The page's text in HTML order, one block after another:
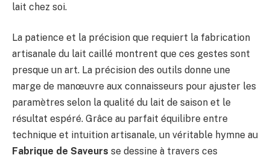
lait chez soi.
La patience et la précision que requiert la fabrication
artisanale du lait caillé montrent que ces gestes sont
presque un art. La précision des outils donne une
marge de manœuvre aux connaisseurs pour ajuster les
paramètres selon la qualité du lait de saison et le
résultat espéré. Grâce au parfait équilibre entre
technique et intuition artisanale, un véritable hymne au
Fabrique de Saveurs se dessine à travers ces